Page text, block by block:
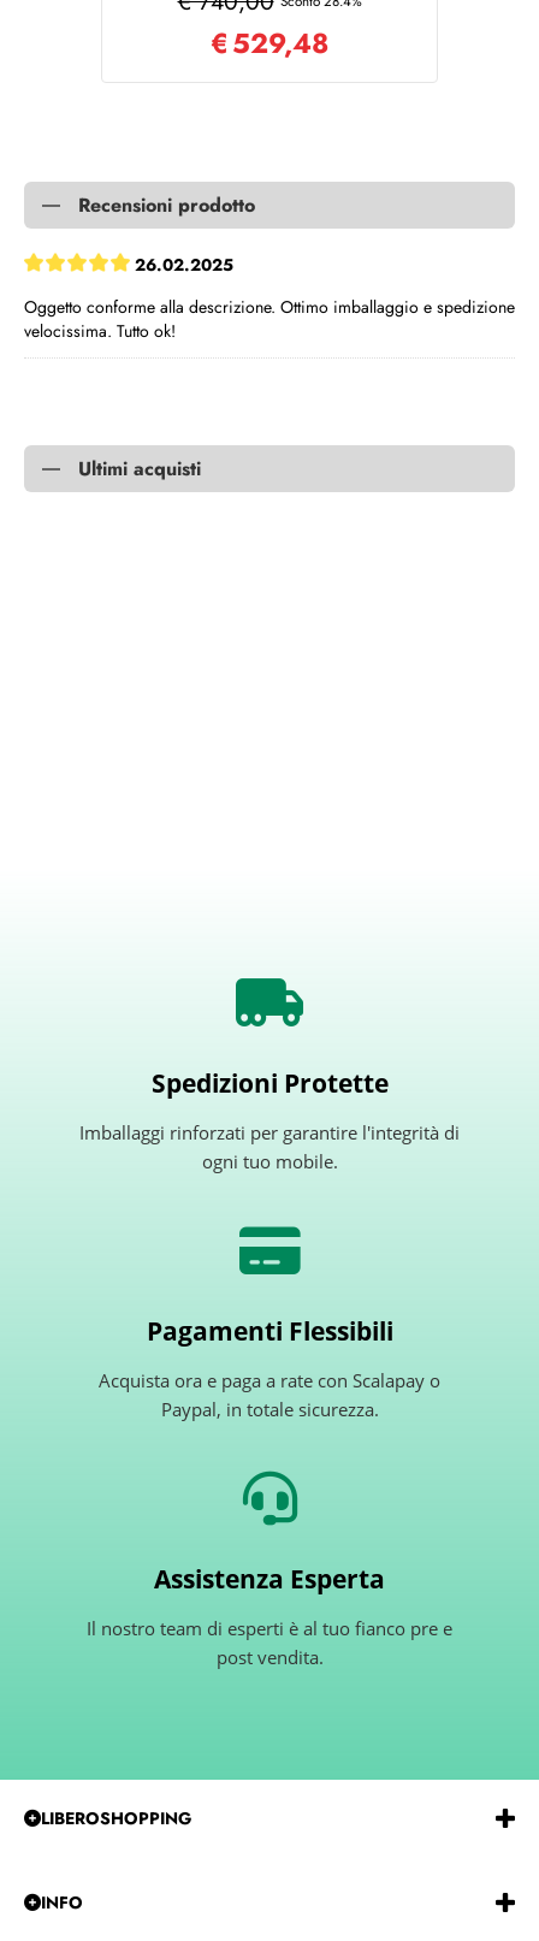
€529,48
Recensioni prodotto
26.02.2025
Oggetto conforme alla descrizione. Ottimo imballaggio e spedizione
velocissima. Tutto ok!
Ultimi acquisti
Spedizioni Protette
Imballaggi rinforzati per garantire l'integrità di
ogni tuo mobile.
Pagamenti Flessibili
Acquista ora e paga a rate con Scalapay o
Paypal, in totale sicurezza.
Assistenza Esperta
Il nostro team di esperti è al tuo fianco pre e
post vendita.
LIBEROSHOPPING
REA:BA-585915
INFO